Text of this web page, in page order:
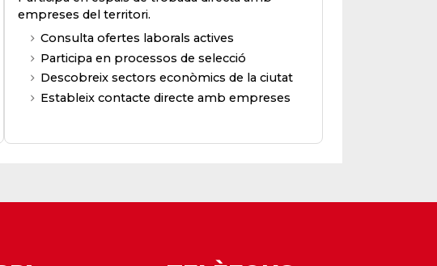
empreses del territori.
Consulta ofertes laborals actives
Participa en processos de selecció
Descobreix sectors econòmics de la ciutat
Estableix contacte directe amb empreses